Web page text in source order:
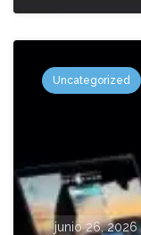
Uncategorized
junio 26, 2026